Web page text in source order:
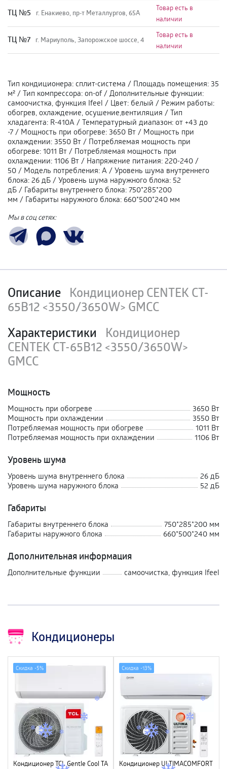
TЦ №5 г. Енакиево, пр-т Металлургов, 65А
Товар есть в
наличии
ТЦ №7 г. Мариуполь, Запорожское шоссе, 4
Товар есть в
наличии
Тип кондиционера: сплит-система / Площадь помещения: 35
м² / Тип компрессора: on-of/ Дополнительные функции:
самоочистка, функция Ifeel / Цвет: белый / Режим работы:
обогрев, охлаждение, осушение,вентиляция / Тип
хладагента: R-410A / Температурный диапазон: от +43 до
-7 / Мощность при обогреве: 3650 Вт / Мощность при
охлаждении: 3550 Вт / Потребляемая мощность при
обогреве: 1011 Вт / Потребляемая мощность при
охлаждении: 1106 Вт / Напряжение питания: 220-240 /
50 / Модель потребления: А / Уровень шума внутреннего
блока: 26 дБ / Уровень шума наружного блока: 52
дБ / Габариты внутреннего блока: 750*285*200
мм / Габариты наружного блока: 660*500*240 мм
Мы в соц сетях:
Описание Кондиционер CENTEK CT-
65B12 <3550/3650W> GMCC
Характеристики
Кондиционер
CENTEK CT-65B12 <3550/3650W>
GMCC
Мощность
Мощность при обогреве
3650 Вт
Мощность при охлаждении
3550 Вт
Потребляемая мощность при обогреве
1011 Вт
Потребляемая мощность при охлаждении
1106 Вт
Уровень шума
Уровень шума внутреннего блока
26 дБ
Уровень шума наружного блока
52 дБ
Габариты
Габариты внутреннего блока
750*285*200 мм
Габариты наружного блока
660*500*240 мм
Дополнительная информация
Дополнительные функции самоочистка, функция Ifeel
Кондиционеры
Кондиционер TCL Gentle Cool TAC-
Скидка -5%
Кондиционер ULTIMACOMFORT
Скидка -13%